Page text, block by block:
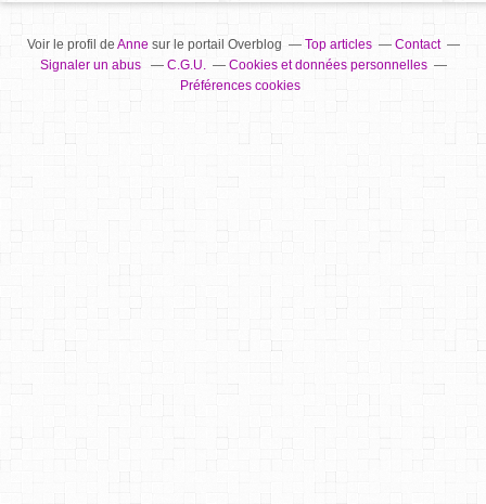
Voir le profil de Annesur le portail Overblog Top articles
Contact
Signaler un abus
C.G.U.
Cookies et données personnelles
Préférences cookies